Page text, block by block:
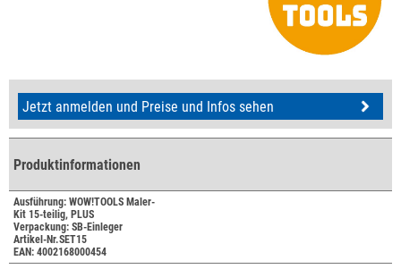
Jetzt anmelden und Preise und Infos sehen
Produktinformationen
Ausführung: WOW!TOOLS Maler-
Kit 15-teilig, PLUS
Verpackung: SB-Einleger
Artikel-Nr.SET15
EAN: 4002168000454